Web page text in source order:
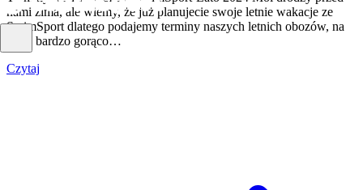
nami zima, ale wiemy, że już planujecie swoje letnie wakacje ze
SwimSport dlatego podajemy terminy naszych letnich obozów, na
które bardzo gorąco…
Czytaj